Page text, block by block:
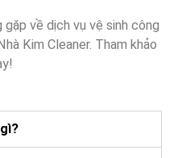
về dịch vụ vệ sinh công
Kim Cleaner. Tham khảo